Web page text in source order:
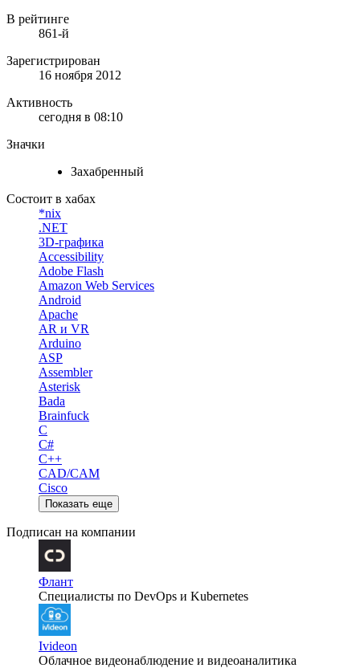
В рейтинге
861-й
Зарегистрирован
16 ноября 2012
Активность
сегодня в 08:10
Значки
Захабренный
Состоит в хабах
*nix
.NET
3D-графика
Accessibility
Adobe Flash
Amazon Web Services
Android
Apache
AR и VR
Arduino
ASP
Assembler
Asterisk
Bada
Brainfuck
C
C#
C++
CAD/CAM
Cisco
Показать еще
Подписан на компании
Флант
Специалисты по DevOps и Kubernetes
Ivideon
Облачное видеонаблюдение и видеоаналитика